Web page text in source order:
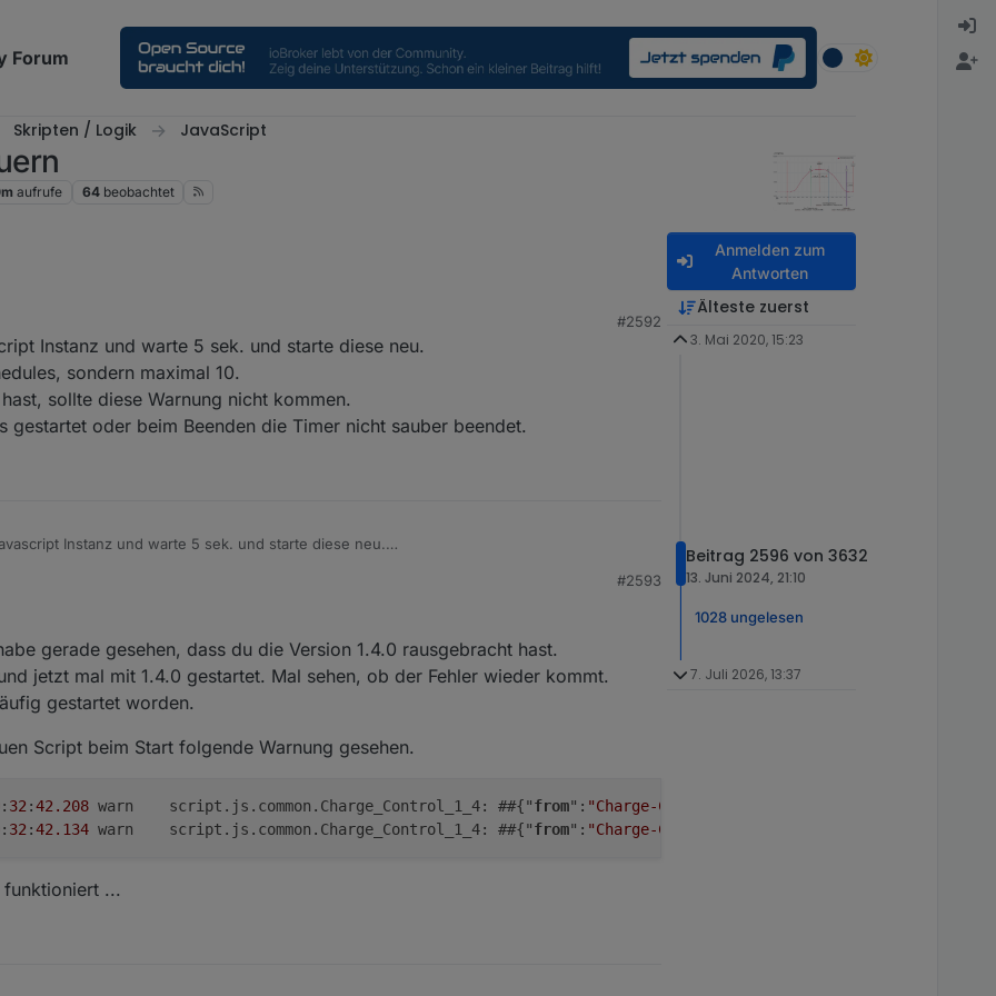
Forum
Skripten / Logik JavaScript
aufrufe 64 beobachtet
in meinem Log gefunden.
12 10:53:06.072	warn	script.js.common.Charge_Control: More than 300 schedules registered. Check your
12 00:00:01.024	error	[sunTimeSchedules] Unable to set state for astro time "night"
#2592
Instanz und warte 5 sek. und starte diese neu.
sondern maximal 10.
sollte diese Warnung nicht kommen.
gestartet oder beim Beenden die Timer nicht sauber beendet.
Instanz und warte 5 sek. und starte diese neu.
hast, sollte diese Warnung nicht kommen.
gestartet oder beim Beenden die Timer nicht sauber beendet.
#2593
gerade gesehen, dass du die Version 1.4.0 rausgebracht hast.
jetzt mal mit 1.4.0 gestartet. Mal sehen, ob der Fehler wieder kommt.
gestartet worden.
Script beim Start folgende Warnung gesehen.
: 32 :42.208
	warn	script.js.common.Charge_Control_1_4: ##{"
from": "Charge-Control"
: 32 :42.134
	warn	script.js.common.Charge_Control_1_4: ##{"
from": "Charge-Control"
...
Anmelden zum
Antworten
Älteste zuerst
3. Mai 2020, 15:23
Beitrag 2596 von 3632
13. Juni 2024, 21:10
1028 ungelesen
7. Juli 2026, 13:37